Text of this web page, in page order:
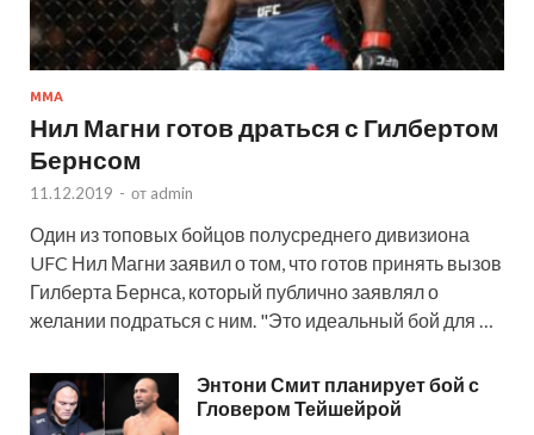
MMA
Нил Магни готов драться с Гилбертом
Бернсом
11.12.2019 - от admin
Один из топовых бойцов полусреднего дивизиона
UFC Нил Магни заявил о том, что готов принять вызов
Гилберта Бернса, который публично заявлял о
желании подраться с ним. "Это идеальный бой для …
Энтони Смит планирует бой с
Гловером Тейшейрой